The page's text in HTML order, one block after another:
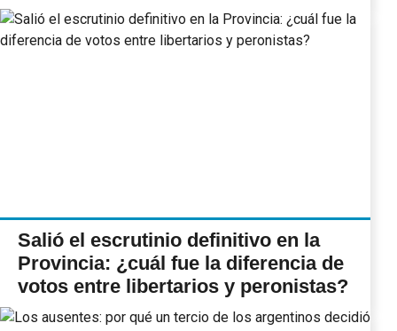
Salió el escrutinio definitivo en la
Provincia: ¿cuál fue la diferencia de
votos entre libertarios y peronistas?